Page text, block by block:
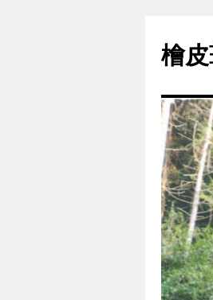
テ
ン
へ
ス
キ
ッ
プ
檜